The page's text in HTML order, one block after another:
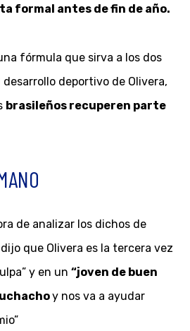
formal antes de fin de año.
fórmula que sirva a los dos
deportivo de Olivera,
brasileños recuperen parte
de analizar los dichos de
que Olivera es la tercera vez
y en un “joven de buen
y nos va a ayudar